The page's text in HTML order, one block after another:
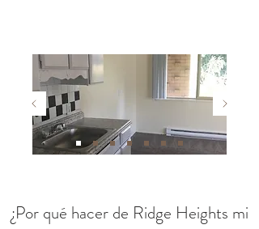
¿Por qué hacer de Ridge Heights mi